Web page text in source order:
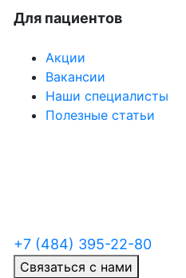
Для пациентов
Акции
Вакансии
Наши специалисты
Полезные статьи
+7 (484) 395-22-80
Связаться с нами